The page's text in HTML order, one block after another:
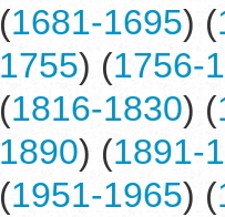
(1681-1695) (
1755) (1756-
(1816-1830) (
1890) (1891-
(1951-1965) (